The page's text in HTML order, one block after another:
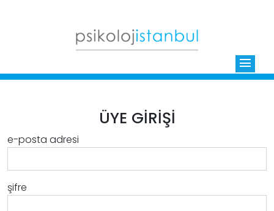
menu
ÜYE GİRİŞİ
e-posta adresi
şifre